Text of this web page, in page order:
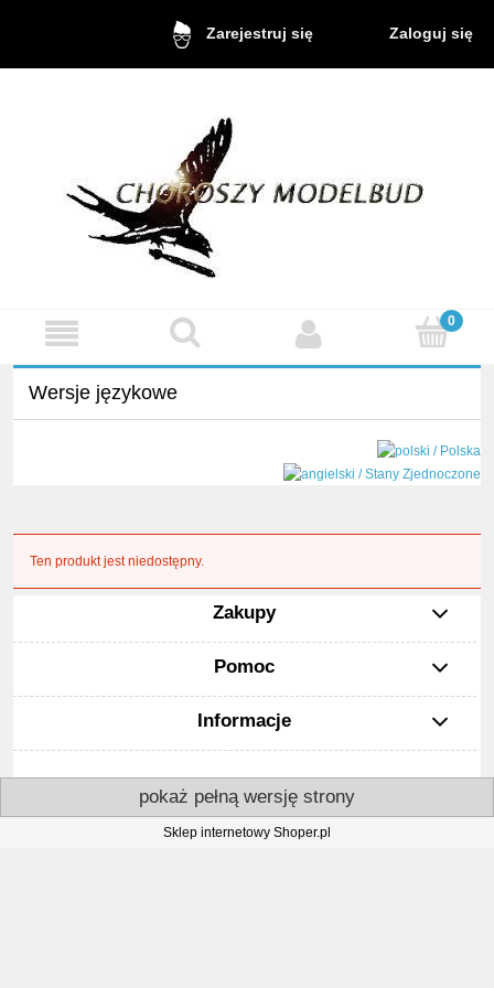
Zarejestruj się Zaloguj się
Wersje językowe
Ten produkt jest niedostępny.
Zakupy
Pomoc
Informacje
pokaż pełną wersję strony
Sklep internetowy Shoper.pl